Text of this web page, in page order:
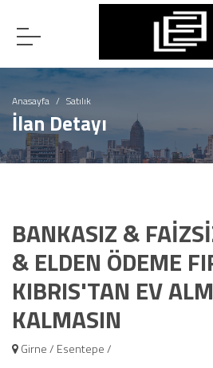
Anasayfa Satılık
İlan Detayı
BANKASIZ &
& ELDEN ÖDEME
KIBRIS'TAN EV
KALMASIN
Girne / Esentepe /